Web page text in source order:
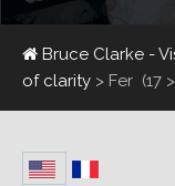
Bruce Clarke -
of clarity > Fer (17